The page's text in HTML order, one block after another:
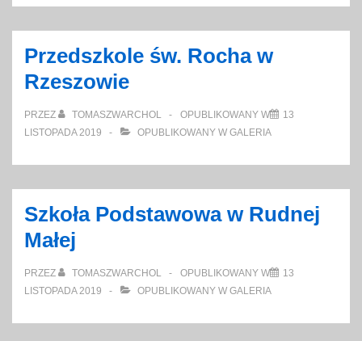
Przedszkole św. Rocha w
Rzeszowie
PRZEZ TOMASZWARCHOL OPUBLIKOWANY W
13
LISTOPADA 2019
OPUBLIKOWANY W GALERIA
Szkoła Podstawowa w Rudnej
Małej
PRZEZ TOMASZWARCHOL OPUBLIKOWANY W
13
LISTOPADA 2019
OPUBLIKOWANY W GALERIA